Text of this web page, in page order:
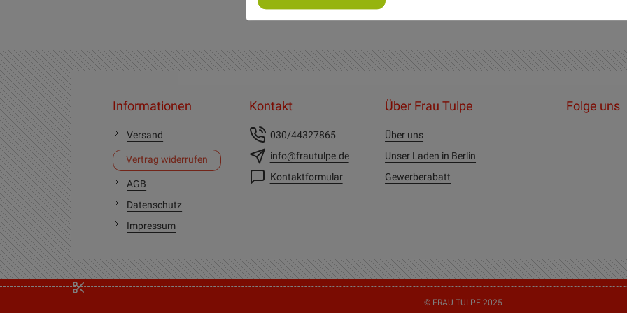
Informationen
Versand
Vertrag widerrufen
AGB
Datenschutz
Impressum
Kontakt
030/44327865
info@frautulpe.de
Kontaktformular
Über Frau Tulpe
Über uns
Unser Laden in Berlin
Gewerberabatt
Folge uns
© FRAU TULPE 2025